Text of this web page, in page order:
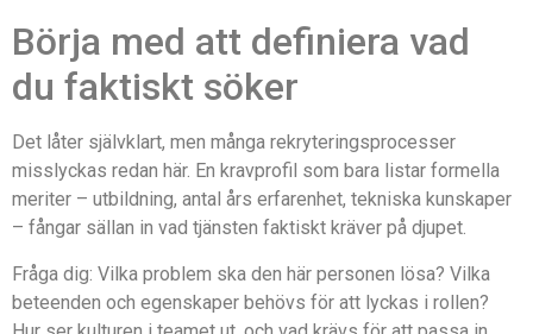
Börja med att definiera vad
du faktiskt söker
Det låter självklart, men många rekryteringsprocesser
misslyckas redan här. En kravprofil som bara listar formella
meriter – utbildning, antal års erfarenhet, tekniska kunskaper
– fångar sällan in vad tjänsten faktiskt kräver på djupet.
Fråga dig: Vilka problem ska den här personen lösa? Vilka
beteenden och egenskaper behövs för att lyckas i rollen?